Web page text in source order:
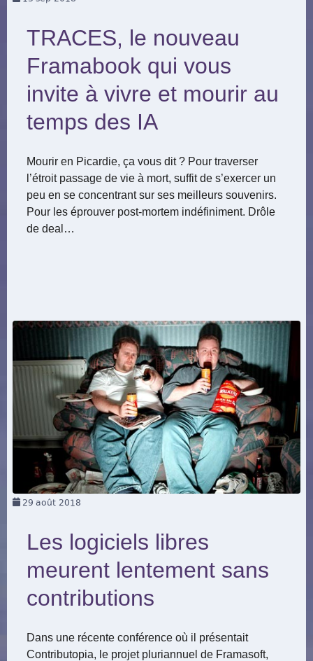
TRACES, le nouveau
Framabook qui vous
invite à vivre et mourir au
temps des IA
Mourir en Picardie, ça vous dit ? Pour traverser
l’étroit passage de vie à mort, suffit de s’exercer un
peu en se concentrant sur ses meilleurs souvenirs.
Pour les éprouver post-mortem indéfiniment. Drôle
de deal…
29 août 2018
Les logiciels libres
meurent lentement sans
contributions
Dans une récente conférence où il présentait
Contributopia, le projet pluriannuel de Framasoft,